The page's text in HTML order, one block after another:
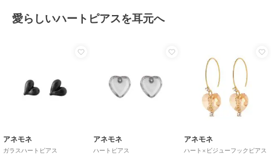
愛らしいハートピアスを耳元へ
アネモネ
ガラスハートピアス
アネモネ
ハートピアス
アネモネ
ハート×ビジューフックピアス